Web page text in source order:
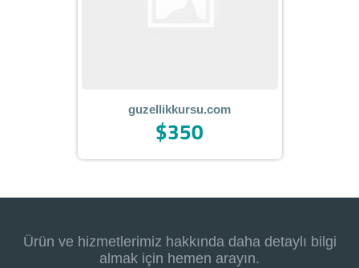
guzellikkursu.com
$350
Ürün ve hizmetlerimiz hakkında daha detaylı bilgi
almak için hemen arayın.